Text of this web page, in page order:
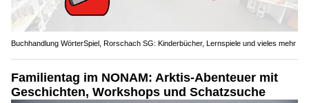
Buchhandlung WörterSpiel, Rorschach SG: Kinderbücher, Lernspiele und vieles mehr
Familientag im NONAM: Arktis-Abenteuer mit
Geschichten, Workshops und Schatzsuche